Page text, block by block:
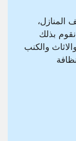
بذلك
والكنب